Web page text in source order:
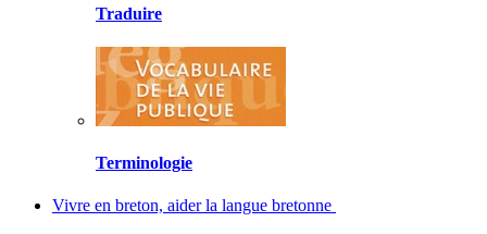
Traduire
Terminologie
Vivre en breton, aider la langue bretonne